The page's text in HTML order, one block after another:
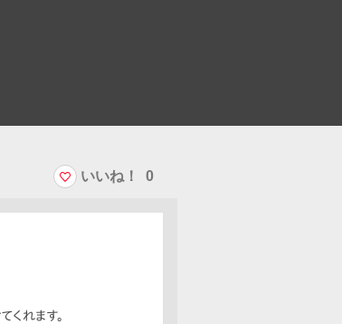
いいね！ 0
くれます。